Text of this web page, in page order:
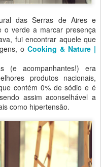
das Serras de Aires e
verde a marcar presença
fui encontrar aquele que
o Cooking & Nature |
(e acompanhantes!) era
produtos nacionais,
contém 0% de sódio e é
assim aconselhável a
como hipertensão.